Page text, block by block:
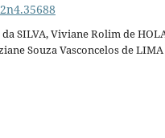
SILVA, Viviane Rolim de
Souza Vasconcelos de LIMA